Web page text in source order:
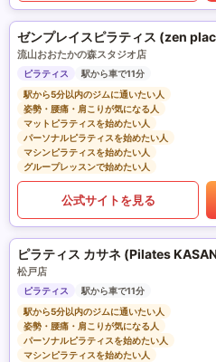
ゼンプレイスピラティス (zen
流山おおたかの森スタジオ店
ピラティス
駅から車で11分
駅から5分以内のジムに通いたい人
姿勢・腰痛・肩こりが気になる人
マットピラティスを始めたい人
パーソナルピラティスを始めたい人
マシンピラティスを始めたい人
グループレッスンで始めたい人
公式サイトを見る
ピラティス カサネ (Pilates
松戸店
ピラティス
駅から車で11分
駅から5分以内のジムに通いたい人
姿勢・腰痛・肩こりが気になる人
パーソナルピラティスを始めたい人
マシンピラティスを始めたい人